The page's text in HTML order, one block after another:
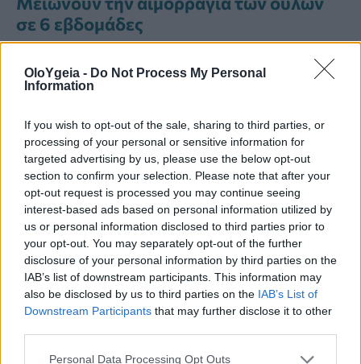
OloYgeia - Do Not Process My Personal
Information
If you wish to opt-out of the sale, sharing to third parties, or
processing of your personal or sensitive information for
targeted advertising by us, please use the below opt-out
section to confirm your selection. Please note that after your
opt-out request is processed you may continue seeing
interest-based ads based on personal information utilized by
us or personal information disclosed to third parties prior to
your opt-out. You may separately opt-out of the further
disclosure of your personal information by third parties on the
IAB’s list of downstream participants. This information may
also be disclosed by us to third parties on the IAB’s List of
Downstream Participants that may further disclose it to other
Personal Data Processing Opt Outs
σε 6 εβδομάδες
Just in